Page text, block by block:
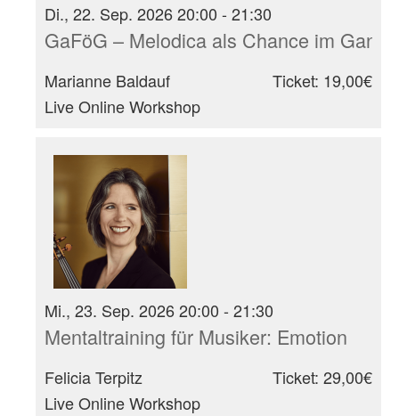
Di., 22. Sep. 2026 20:00 - 21:30
GaFöG – Melodica als Chance im
Marianne Baldauf
Live Online Workshop
Ticket: 19,00€
Mi., 23. Sep. 2026 20:00 - 21:30
Mentaltraining für Musiker: Emotion
Felicia Terpitz
Live Online Workshop
Ticket: 29,00€